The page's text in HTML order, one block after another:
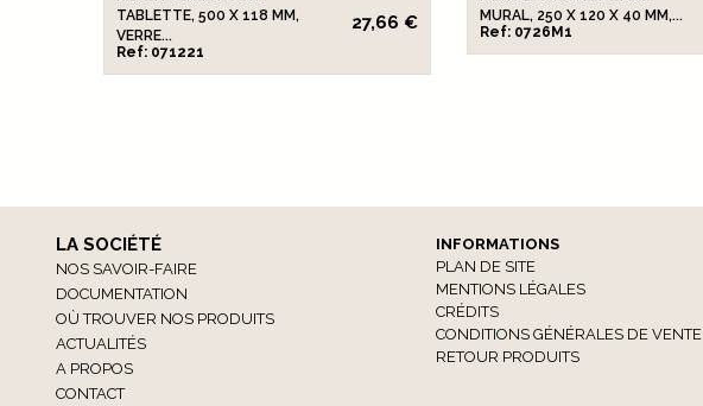
TABLETTE, 500 X 118 MM,
VERRE...
Ref: 071221
27,66 €
MURAL, 250 X 120 X 40 MM,...
Ref: 0726M1
LA SOCIÉTÉ
NOS SAVOIR-FAIRE
DOCUMENTATION
OÙ TROUVER NOS PRODUITS
ACTUALITÉS
A PROPOS
CONTACT
INFORMATIONS
PLAN DE SITE
MENTIONS LÉGALES
CRÉDITS
CONDITIONS GÉNÉRALES DE VENTE
RETOUR PRODUITS